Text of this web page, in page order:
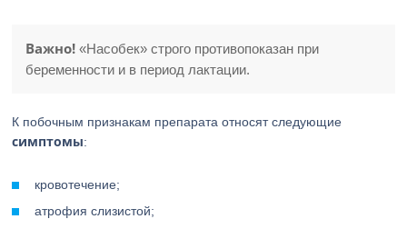
Важно! «Насобек» строго противопоказан при
беременности и в период лактации.
К побочным признакам препарата относят следующие
симптомы:
кровотечение;
атрофия слизистой;